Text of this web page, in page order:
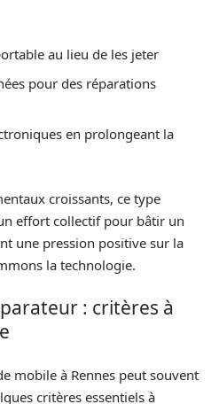
au lieu de les jeter
pour des réparations
en prolongeant la
croissants, ce type
effort collectif pour bâtir un
une pression positive sur la
la technologie.
: critères à
mobile à Rennes peut souvent
critères essentiels à